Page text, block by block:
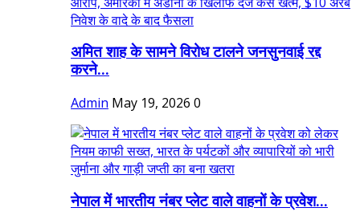
अमित शाह के सामने विरोध टालने जनसुनवाई रद्द
करने...
Admin May 19, 2026 0
नेपाल में भारतीय नंबर प्लेट वाले वाहनों के प्रवेश...